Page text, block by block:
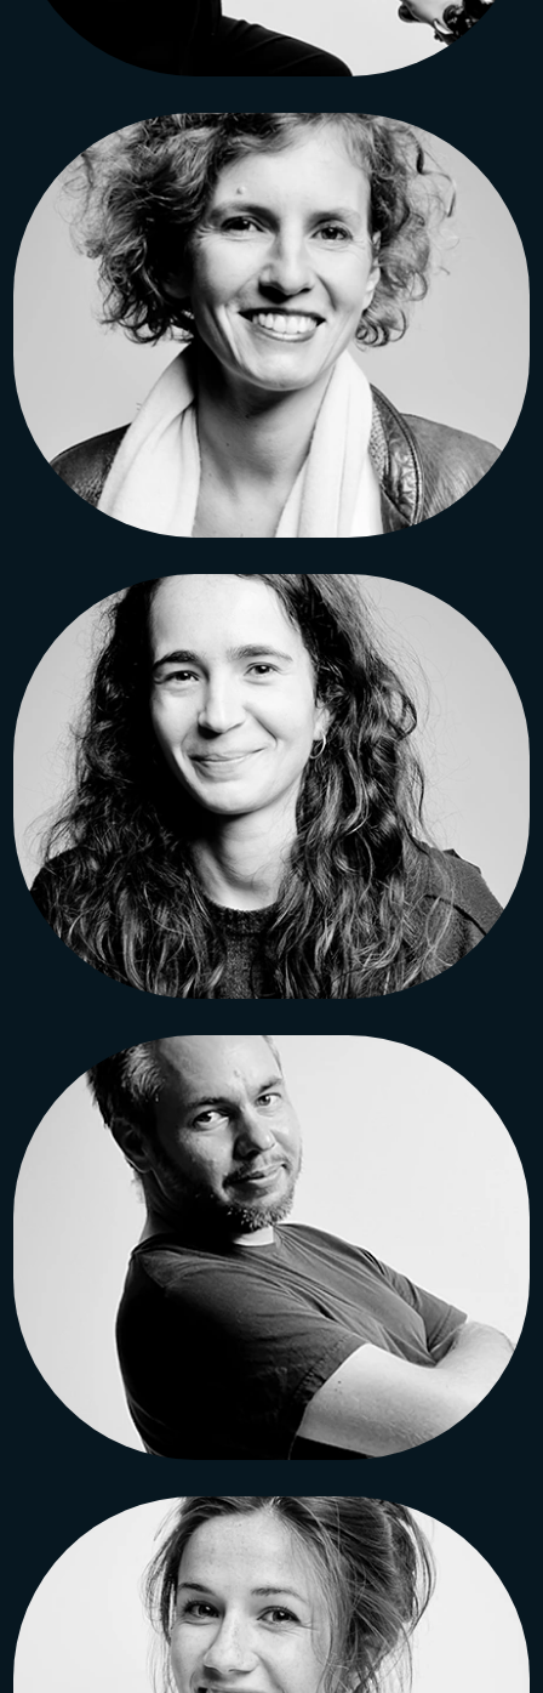
Ingrid PETIT
Architecte diplômée
à ENSPLV, Paris La Villette
Roxana TAKEH
Architecte diplômée
à l’ENSAPL, Lille
Guillaume DUPONT
Architecte diplômé
à l’ENSAPL, Lille